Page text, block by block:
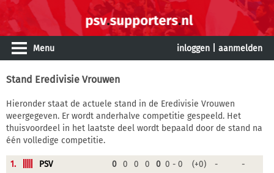
Menu inloggen aanmelden
Stand Eredivisie Vrouwen
Hieronder staat de actuele stand in de Eredivisie Vrouwen
weergegeven. Er wordt anderhalve competitie gespeeld. Het
thuisvoordeel in het laatste deel wordt bepaald door de stand na
één volledige competitie.
1. PSV 0 0 0 0 0 0 - 0 (+0) -
-